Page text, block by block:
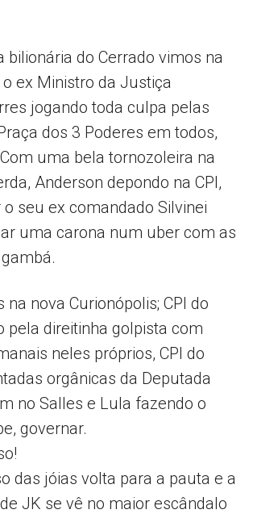
bilionária do Cerrado vimos na
o ex Ministro da Justiça
jogando toda culpa pelas
dos 3 Poderes em todos,
uma bela tornozoleira na
Anderson depondo na CPI,
seu ex comandado Silvinei
uma carona num uber com as
na nova Curionópolis; CPI do
pela direitinha golpista com
neles próprios, CPI do
orgânicas da Deputada
no Salles e Lula fazendo o
governar.
das jóias volta para a pauta e a
JK se vê no maior escândalo